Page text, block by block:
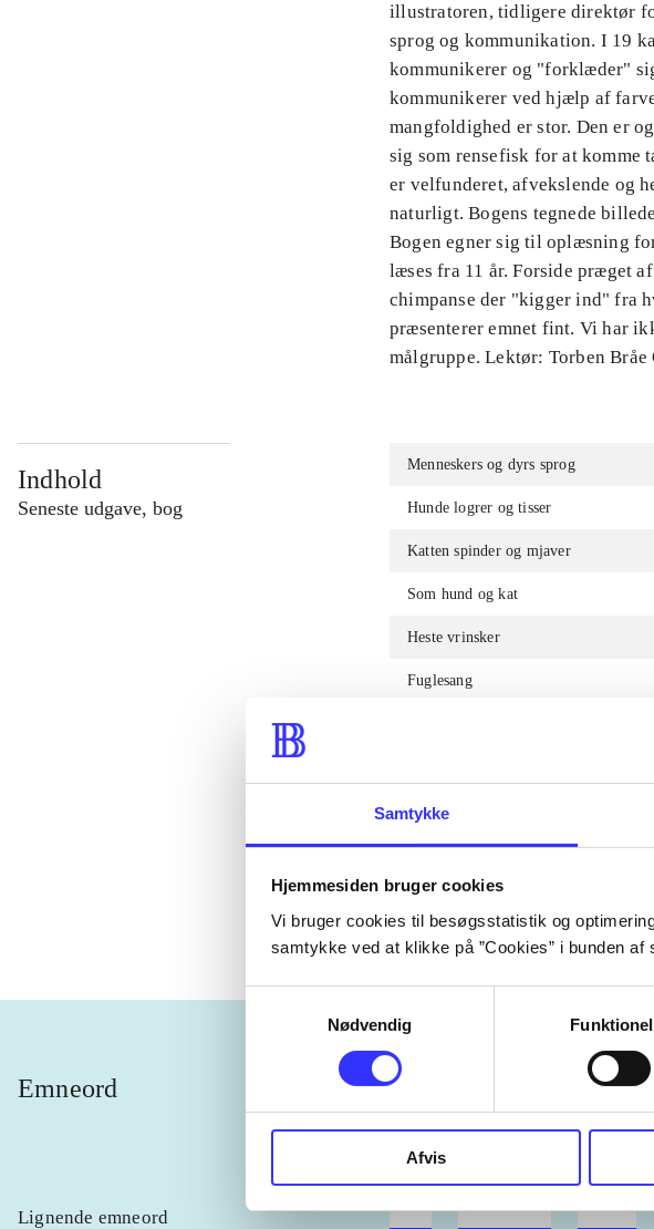
Samtykke
Hjemmesiden bruger cookies
Vi bruger cookies til besøgsstatistik og
samtykke ved at klikke på ”Cookies” i bunden
Samtykkevalg
Nødvendig
Afvis
illustratoren, tidligere direktør
sprog og kommunikation. I 19
kommunikerer og "forklæder"
kommunikerer ved hjælp af
mangfoldighed er stor. Den er
sig som rensefisk for at komme
er velfunderet, afvekslende og
naturligt. Bogens tegnede
Bogen egner sig til oplæsning
læses fra 11 år. Forside præget
chimpanse der "kigger ind" fra
præsenterer emnet fint. Vi har
målgruppe. Lektør: Torben Bråe
Indhold
Seneste udgave, bog
Menneskers og dyrs sprog
Hunde logrer og tisser
Katten spinder og mjaver
Som hund og kat
Heste vrinsker
Fuglesang
Hvalerns sang
Fisk spiller på guitar - og ser rødt
Se alle
Emneord dyr
Lignende emneord heste børnebøger ridning